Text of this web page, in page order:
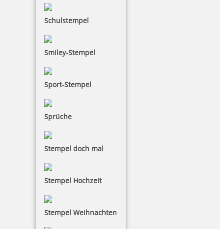
Schulstempel
Smiley-Stempel
Sport-Stempel
Sprüche
Stempel doch mal
Stempel Hochzeit
Stempel Weihnachten